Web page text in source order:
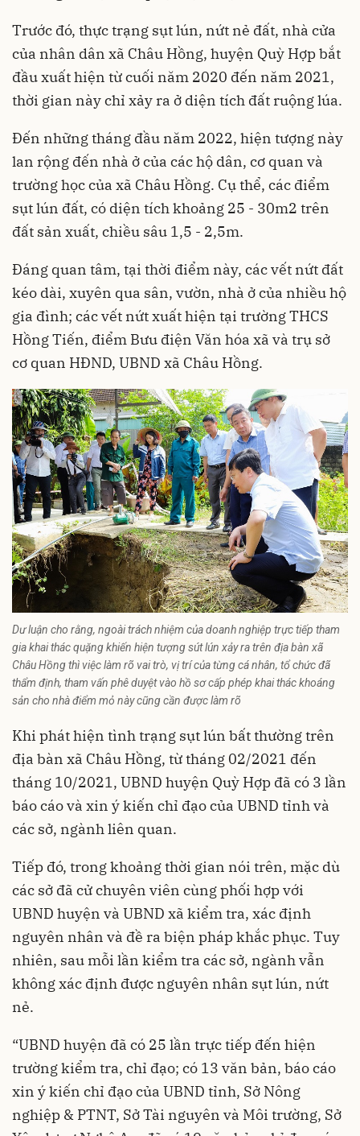
Trước đó, thực trạng sụt lún, nứt nẻ đất, nhà cửa
của nhân dân xã Châu Hồng, huyện Quỳ Hợp bắt
đầu xuất hiện từ cuối năm 2020 đến năm 2021,
thời gian này chỉ xảy ra ở diện tích đất ruộng lúa.
Đến những tháng đầu năm 2022, hiện tượng này
lan rộng đến nhà ở của các hộ dân, cơ quan và
trường học của xã Châu Hồng. Cụ thể, các điểm
sụt lún đất, có diện tích khoảng 25 - 30m2 trên
đất sản xuất, chiều sâu 1,5 - 2,5m.
Đáng quan tâm, tại thời điểm này, các vết nứt đất
kéo dài, xuyên qua sân, vườn, nhà ở của nhiều hộ
gia đình; các vết nứt xuất hiện tại trường THCS
Hồng Tiến, điểm Bưu điện Văn hóa xã và trụ sở
cơ quan HĐND, UBND xã Châu Hồng.
Dư luận cho rằng, ngoài trách nhiệm của doanh nghiệp trực tiếp tham
gia khai thác quặng khiến hiện tượng sút lún xảy ra trên địa bàn xã
Châu Hồng thì việc làm rõ vai trò, vị trí của từng cá nhân, tổ chức đã
thẩm định, tham vấn phê duyệt vào hồ sơ cấp phép khai thác khoáng
sản cho nhà điểm mỏ này cũng cần được làm rõ
Khi phát hiện tình trạng sụt lún bất thường trên
địa bàn xã Châu Hồng, từ tháng 02/2021 đến
tháng 10/2021, UBND huyện Quỳ Hợp đã có 3 lần
báo cáo và xin ý kiến chỉ đạo của UBND tỉnh và
các sở, ngành liên quan.
Tiếp đó, trong khoảng thời gian nói trên, mặc dù
các sở đã cử chuyên viên cùng phối hợp với
UBND huyện và UBND xã kiểm tra, xác định
nguyên nhân và đề ra biện pháp khắc phục. Tuy
nhiên, sau mỗi lần kiểm tra các sở, ngành vẫn
không xác định được nguyên nhân sụt lún, nứt
nẻ.
“UBND huyện đã có 25 lần trực tiếp đến hiện
trường kiểm tra, chỉ đạo; có 13 văn bản, báo cáo
xin ý kiến chỉ đạo của UBND tỉnh, Sở Nông
nghiệp & PTNT, Sở Tài nguyên và Môi trường, Sở